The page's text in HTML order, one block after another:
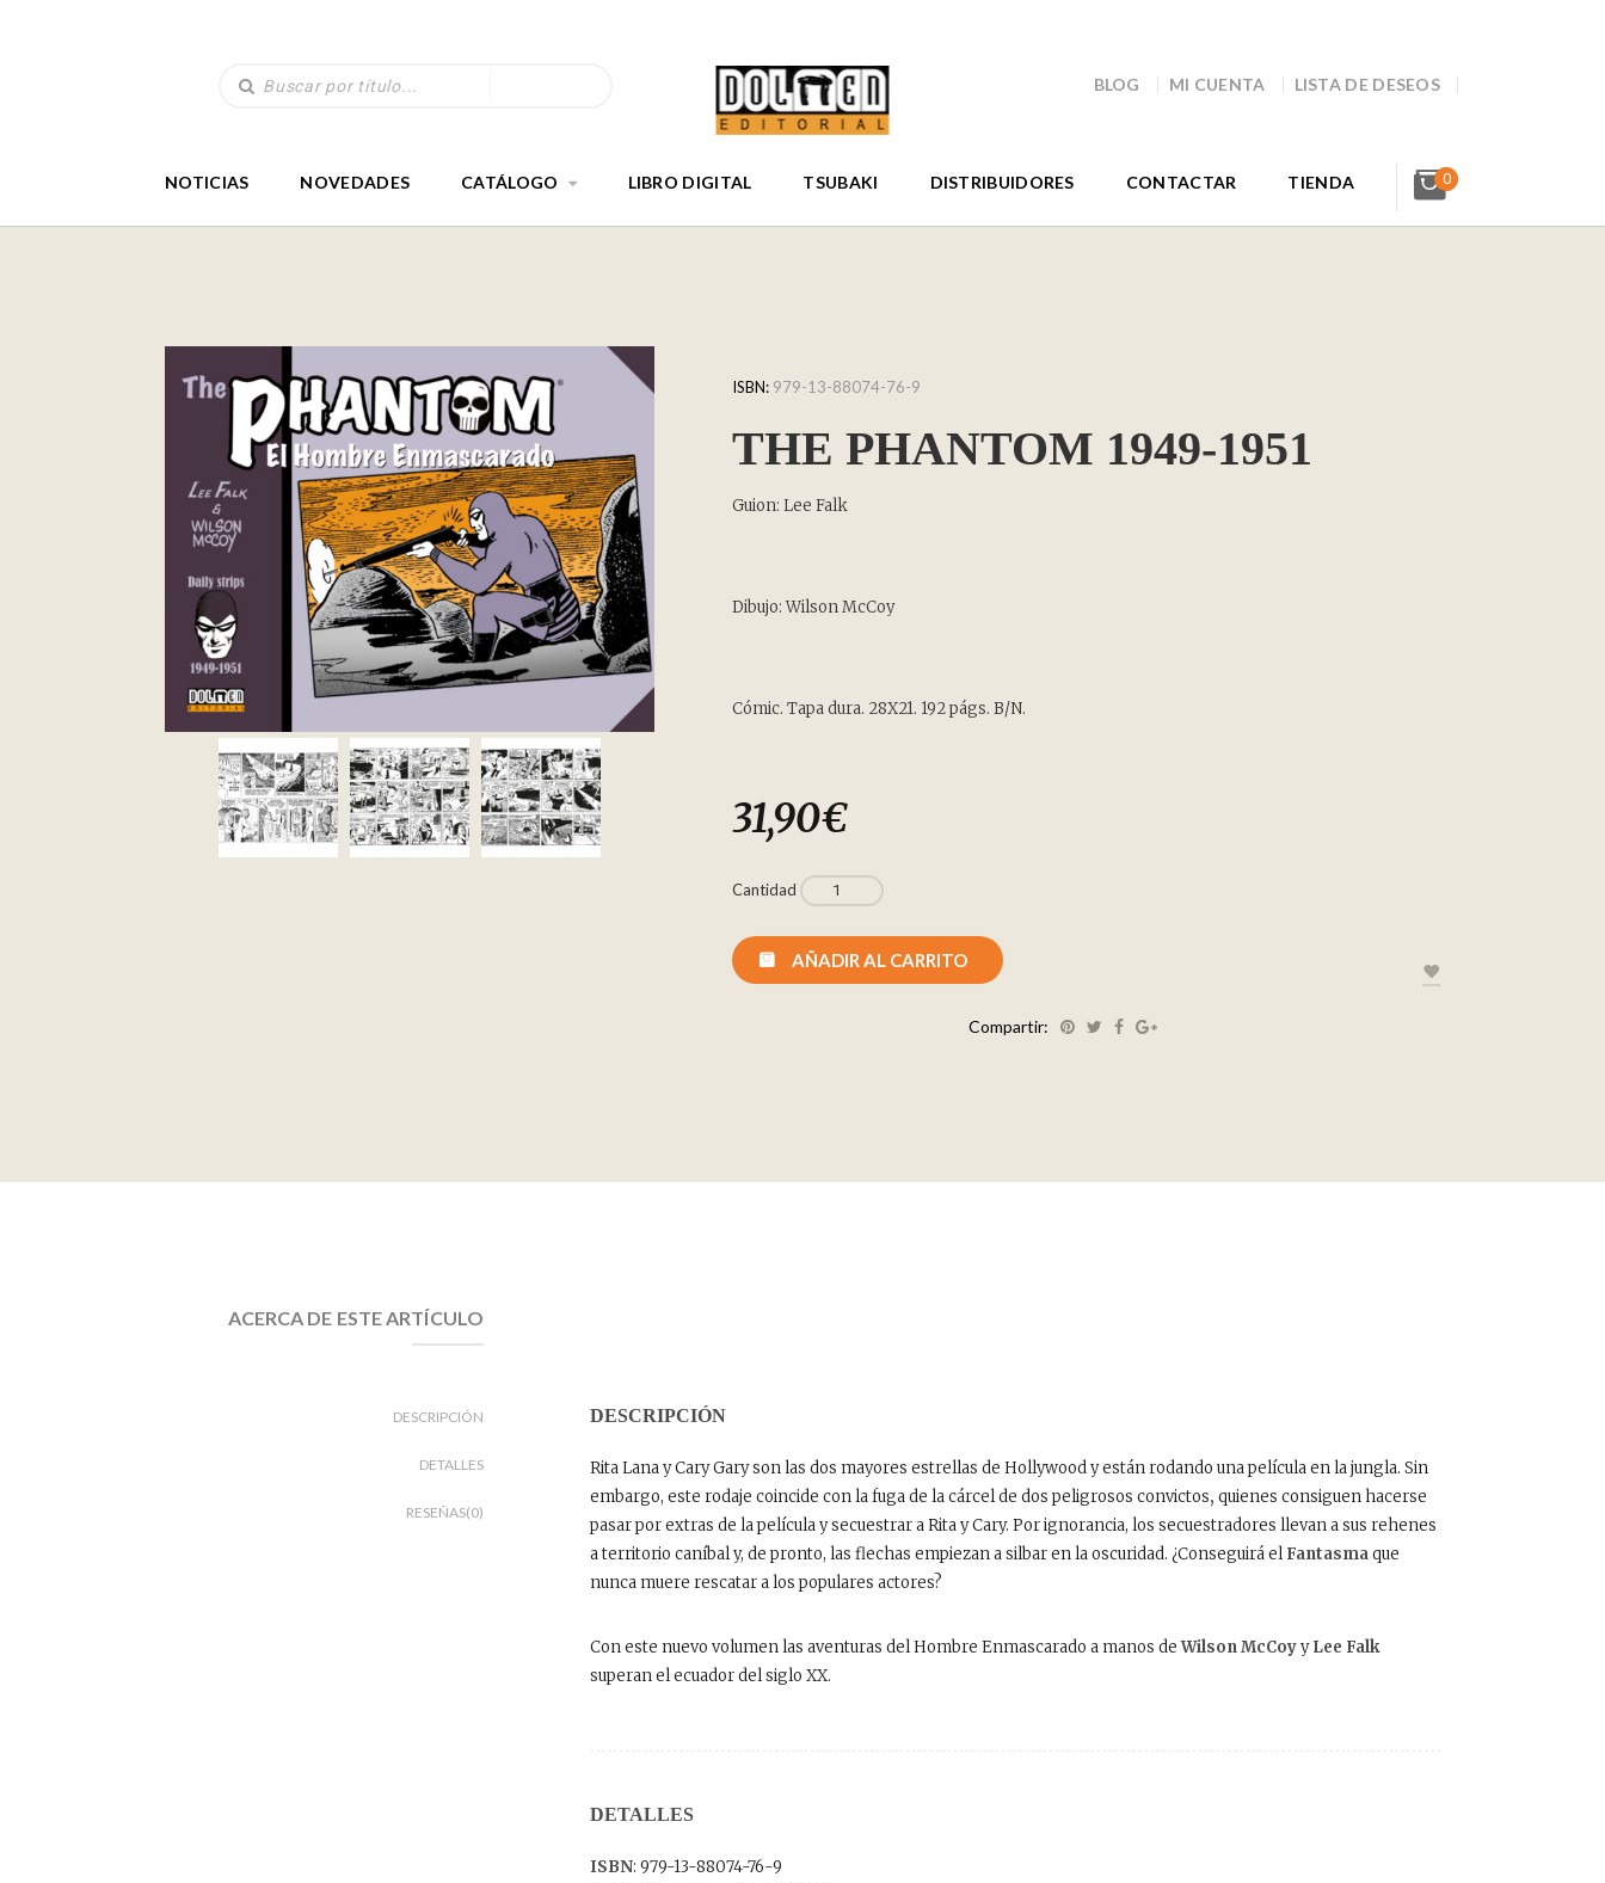
BLOG MI CUENTA LISTA DE DESEOS
NOTICIAS NOVEDADES CATÁLOGO LIBRO DIGITAL TSUBAKI DISTRIBUIDORES CONTACTAR TIENDA 0
ISBN: 979-13-88074-76-9
THE PHANTOM 1949-1951
Guion: Lee Falk
Dibujo: Wilson McCoy
Cómic. Tapa dura. 28X21. 192 págs. B/N.
31,90€
Cantidad
AÑADIR AL CARRITO
Compartir:
ACERCA DE ESTE ARTÍCULO
DESCRIPCIÓN
DETALLES
RESEÑAS(0)
DESCRIPCIÓN
Rita Lana y Cary Gary son las dos mayores estrellas de Hollywood y están rodando una película en la jungla. Sin
embargo, este rodaje coincide con la fuga de la cárcel de dos peligrosos convictos, quienes consiguen hacerse
pasar por extras de la película y secuestrar a Rita y Cary. Por ignorancia, los secuestradores llevan a sus rehenes
a territorio caníbal y, de pronto, las flechas empiezan a silbar en la oscuridad. ¿Conseguirá elFantasmaque
nunca muere rescatar a los populares actores?
Con este nuevo volumen las aventuras del Hombre Enmascarado a manos deWilson McCoyyLee Falk
superan el ecuador del siglo XX.
DETALLES
ISBN: 979-13-88074-76-9